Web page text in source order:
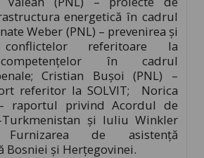
energetică în cadrul
Weber (PNL) – prevenirea şi
conflictelor referitoare la
în cadrul
Cristian Buşoi (PNL) –
referitor la SOLVIT; Norica
raportul privind Acordul de
Turkmenistan şi Iuliu Winkler
de asistenţă
Bosniei şi Herţegovinei.